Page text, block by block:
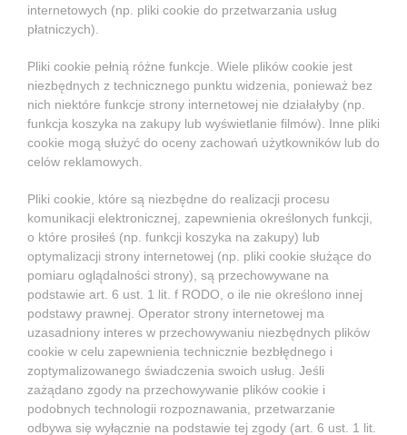
internetowych (np. pliki cookie do przetwarzania usług
płatniczych).
Pliki cookie pełnią różne funkcje. Wiele plików cookie jest
niezbędnych z technicznego punktu widzenia, ponieważ bez
nich niektóre funkcje strony internetowej nie działałyby (np.
funkcja koszyka na zakupy lub wyświetlanie filmów). Inne pliki
cookie mogą służyć do oceny zachowań użytkowników lub do
celów reklamowych.
Pliki cookie, które są niezbędne do realizacji procesu
komunikacji elektronicznej, zapewnienia określonych funkcji,
o które prosiłeś (np. funkcji koszyka na zakupy) lub
optymalizacji strony internetowej (np. pliki cookie służące do
pomiaru oglądalności strony), są przechowywane na
podstawie art. 6 ust. 1 lit. f RODO, o ile nie określono innej
podstawy prawnej. Operator strony internetowej ma
uzasadniony interes w przechowywaniu niezbędnych plików
cookie w celu zapewnienia technicznie bezbłędnego i
zoptymalizowanego świadczenia swoich usług. Jeśli
zażądano zgody na przechowywanie plików cookie i
podobnych technologii rozpoznawania, przetwarzanie
odbywa się wyłącznie na podstawie tej zgody (art. 6 ust. 1 lit.